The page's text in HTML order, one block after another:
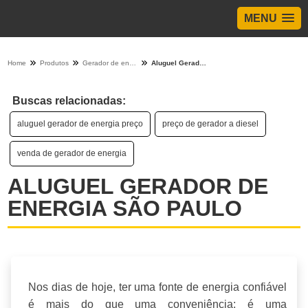
MENU
Home Produtos
Buscas relacionadas:
aluguel gerador de energia preço preço de gerador a diesel
venda de gerador de energia
ALUGUEL GERADOR DE
ENERGIA SÃO PAULO
Nos dias de hoje, ter uma fonte de energia confiável
é mais do que uma conveniência; é uma